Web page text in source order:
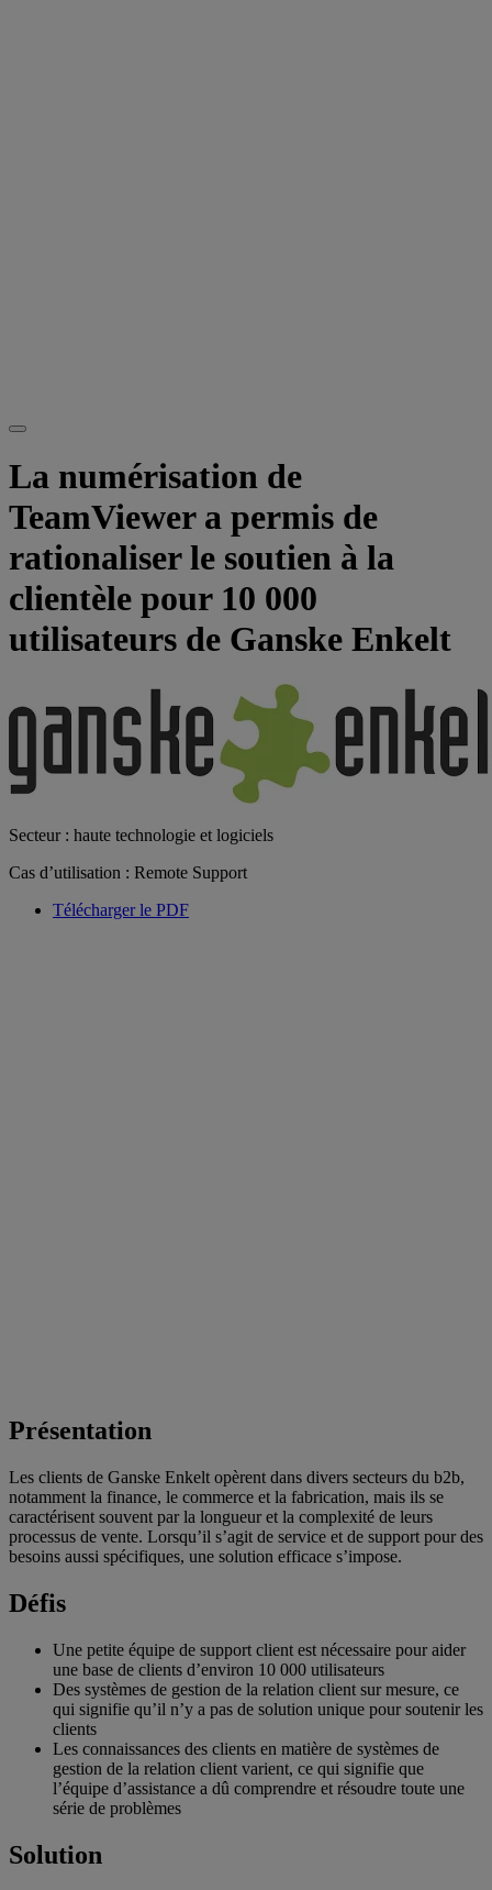
La numérisation de
TeamViewer a permis de
rationaliser le soutien à la
clientèle pour 10 000
utilisateurs de Ganske Enkelt
Secteur : haute technologie et logiciels
Cas d’utilisation : Remote Support
Télécharger le PDF
Présentation
Les clients de Ganske Enkelt opèrent dans divers secteurs du b2b,
notamment la finance, le commerce et la fabrication, mais ils se
caractérisent souvent par la longueur et la complexité de leurs
processus de vente. Lorsqu’il s’agit de service et de support pour des
besoins aussi spécifiques, une solution efficace s’impose.
Défis
Une petite équipe de support client est nécessaire pour aider
une base de clients d’environ 10 000 utilisateurs
Des systèmes de gestion de la relation client sur mesure, ce
qui signifie qu’il n’y a pas de solution unique pour soutenir les
clients
Les connaissances des clients en matière de systèmes de
gestion de la relation client varient, ce qui signifie que
l’équipe d’assistance a dû comprendre et résoudre toute une
série de problèmes
Solution